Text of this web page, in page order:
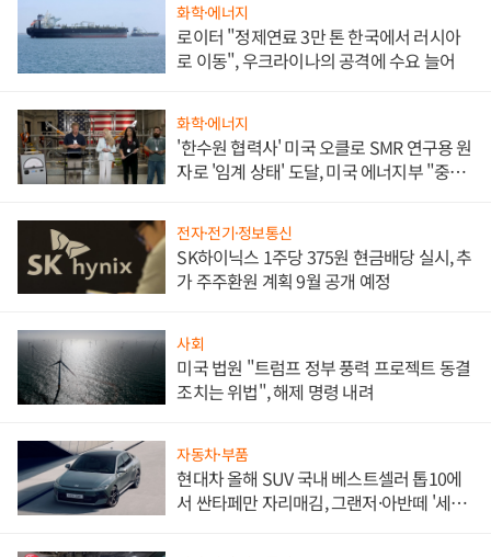
화학·에너지
로이터 "정제연료 3만 톤 한국에서 러시아
로 이동", 우크라이나의 공격에 수요 늘어
화학·에너지
'한수원 협력사' 미국 오클로 SMR 연구용 원
자로 '임계 상태' 도달, 미국 에너지부 "중요
전자·전기·정보통신
SK하이닉스 1주당 375원 현금배당 실시, 추
가 주주환원 계획 9월 공개 예정
사회
미국 법원 "트럼프 정부 풍력 프로젝트 동결
조치는 위법", 해제 명령 내려
자동차·부품
현대차 올해 SUV 국내 베스트셀러 톱10에
서 싼타페만 자리매김, 그랜저·아반떼 '세단